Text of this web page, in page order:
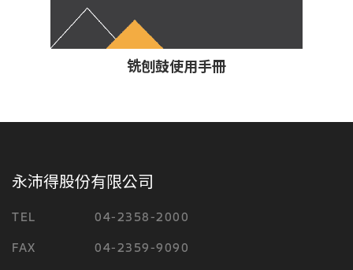
铣刨鼓使用手冊
永沛得股份有限公司
TEL 04-2358-2000
FAX 04-2359-9090